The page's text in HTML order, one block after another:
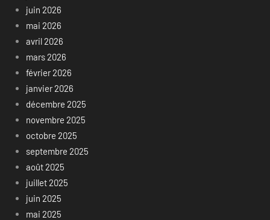
juin 2026
mai 2026
avril 2026
mars 2026
février 2026
janvier 2026
décembre 2025
novembre 2025
octobre 2025
septembre 2025
août 2025
juillet 2025
juin 2025
mai 2025